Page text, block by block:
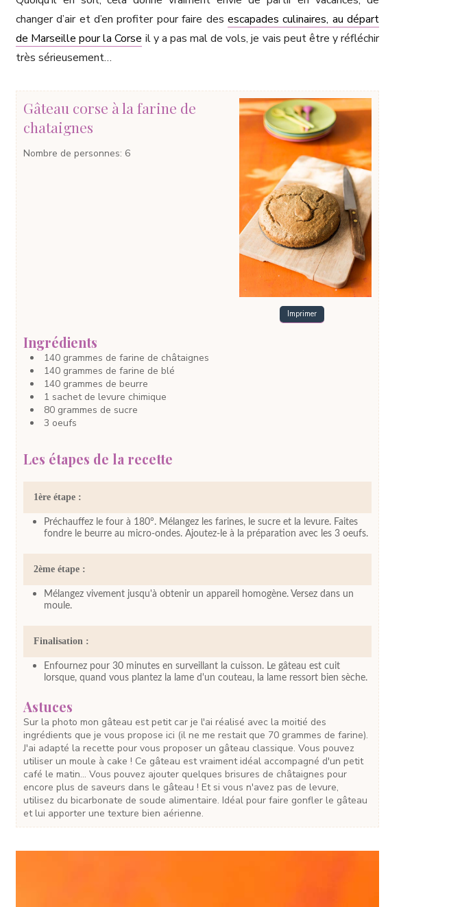
changer d’air et d’en profiter pour faire des escapades culinaires, au départ
de Marseille pour la Corse il y a pas mal de vols, je vais peut être y réfléchir
très sérieusement…
Imprimer
Gâteau corse à la farine de
chataignes
Nombre de personnes: 6
Ingrédients
140 grammes de farine de châtaignes
140 grammes de farine de blé
140 grammes de beurre
1 sachet de levure chimique
80 grammes de sucre
3 oeufs
Les étapes de la recette
1ère étape :
Préchauffez le four à 180°. Mélangez les farines, le sucre et la levure. Faites
fondre le beurre au micro-ondes. Ajoutez-le à la préparation avec les 3 oeufs.
2ème étape :
Mélangez vivement jusqu'à obtenir un appareil homogène. Versez dans un
moule.
Finalisation :
Enfournez pour 30 minutes en surveillant la cuisson. Le gâteau est cuit
lorsque, quand vous plantez la lame d'un couteau, la lame ressort bien sèche.
Astuces
Sur la photo mon gâteau est petit car je l'ai réalisé avec la moitié des
ingrédients que je vous propose ici (il ne me restait que 70 grammes de farine).
J'ai adapté la recette pour vous proposer un gâteau classique. Vous pouvez
utiliser un moule à cake ! Ce gâteau est vraiment idéal accompagné d'un petit
café le matin... Vous pouvez ajouter quelques brisures de châtaignes pour
encore plus de saveurs dans le gâteau ! Et si vous n'avez pas de levure,
utilisez du bicarbonate de soude alimentaire. Idéal pour faire gonfler le gâteau
et lui apporter une texture bien aérienne.